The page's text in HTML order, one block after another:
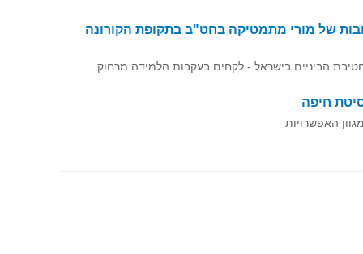
של מורי מתמטיקה בחט"ב בתקופת הקורונה
הביניים בישראל - לקחים בעקבות הלמידה מרחוק
חיפה
האפשרויות